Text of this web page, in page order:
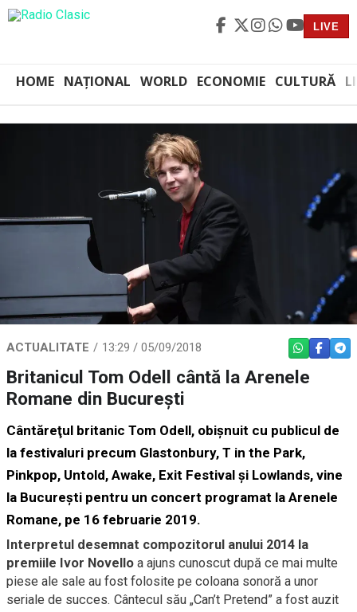
LIVE
HOME NAȚIONAL WORLD ECONOMIE CULTURĂ
ACTUALITATE 13:29 / 05/09/2018 WHATSAPP
Britanicul Tom Odell cântă la Arenele
Romane din Bucureşti
Cântăreţul britanic Tom Odell, obişnuit cu publicul de
la festivaluri precum Glastonbury, T in the Park,
Pinkpop, Untold, Awake, Exit Festival şi Lowlands, vine
la Bucureşti pentru un concert programat la Arenele
Romane, pe 16 februarie 2019.
Interpretul desemnat compozitorul anului 2014 la
premiile Ivor Novello a ajuns cunoscut după ce mai multe
piese ale sale au fost folosite pe coloana sonoră a unor
seriale de succes. Cântecul său „Can’t Pretend” a fost auzit